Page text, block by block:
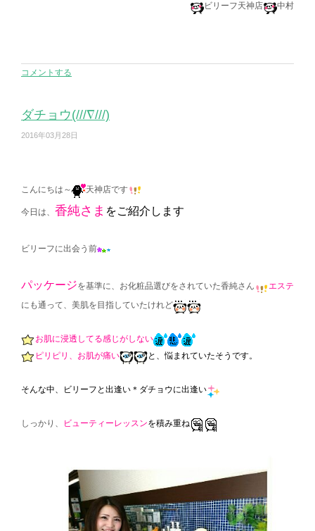
ビリーフ天神店 中村
コメントする
ダチョウ(///∇///)
2016年03月28日
こんにちは～ 天神店です
今日は、 香純さま をご紹介します
ビリーフに出会う前
パッケージを基準に、お化粧品選びをされていた香純さん
エステ
にも通って、美肌を目指していたけれど
お肌に浸透してる感じがしない
ピリピリ、お肌が痛い
と、悩まれていたそうです。
そんな中、ビリーフと出逢い＊ダチョウに出逢い
しっかり、 ビューティーレッスンを積み重ね